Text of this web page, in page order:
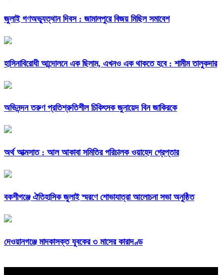
জুলাই গণঅভ্যুত্থান দিবস : জামালপুরে বিজয় মিছিল সমাবেশ
হাসিনাবিরোধী আন্দোলনে এক ছিলাম, এখনও এক থাকতে হবে : শামীম তালুকদার
অভিনন্দন তরুণ প্রতিশ্রুতিশীল চিকিৎসক জুনায়েদ বিন জাকিরকে
অর্থ আত্মসাত : আল আকাবা সমিতির পরিচালক ওয়াহেদ গ্রেপ্তার
বকশীগঞ্জে ঐতিহাসিক জুলাই স্মরণে শোভাযাত্রা আলোচনা সভা অনুষ্ঠিত
দেওয়ানগঞ্জে মাদকাসক্ত যুবকের ৩ মাসের কারাদণ্ড